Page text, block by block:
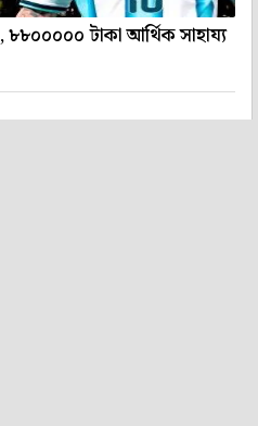
টাকা আর্থিক সাহায্য